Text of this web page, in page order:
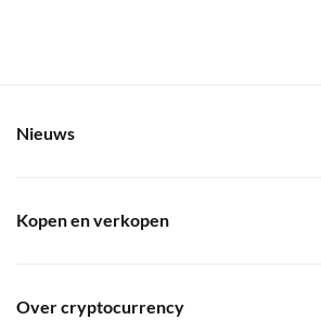
Nieuws
Kopen en verkopen
Over cryptocurrency